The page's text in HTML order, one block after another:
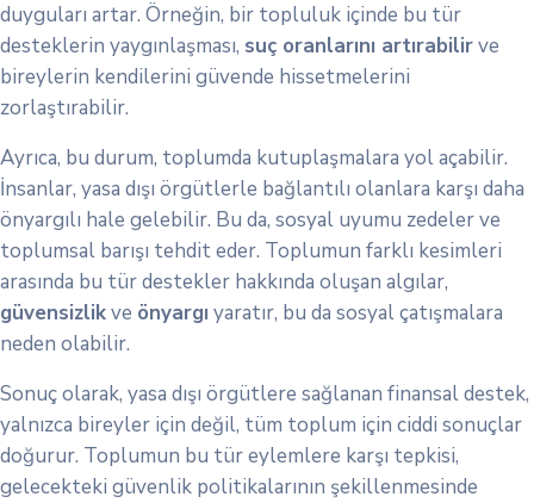
duyguları artar. Örneğin, bir topluluk içinde bu tür
desteklerin yaygınlaşması, suç oranlarını artırabilirve
bireylerin kendilerini güvende hissetmelerini
zorlaştırabilir.
Ayrıca, bu durum, toplumda kutuplaşmalara yol açabilir.
İnsanlar, yasa dışı örgütlerle bağlantılı olanlara karşı daha
önyargılı hale gelebilir. Bu da, sosyal uyumu zedeler ve
toplumsal barışı tehdit eder. Toplumun farklı kesimleri
arasında bu tür destekler hakkında oluşan algılar,
güvensizlikve önyargı yaratır, bu da sosyal çatışmalara
neden olabilir.
Sonuç olarak, yasa dışı örgütlere sağlanan finansal destek,
yalnızca bireyler için değil, tüm toplum için ciddi sonuçlar
doğurur. Toplumun bu tür eylemlere karşı tepkisi,
gelecekteki güvenlik politikalarının şekillenmesinde